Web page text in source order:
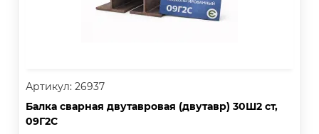
Артикул: 26937
Балка сварная двутавровая (двутавр) 30Ш2 ст,
09Г2С